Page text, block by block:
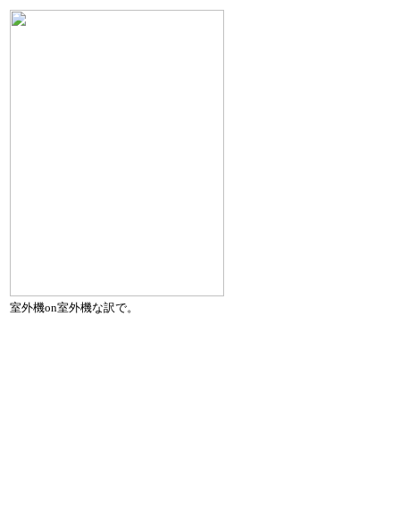
室外機on室外機な訳で。